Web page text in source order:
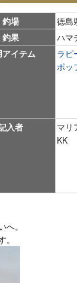
釣場
徳島
釣果
ハマ
アイテム
ラピ
ポッ
入者
マリ
KK
。